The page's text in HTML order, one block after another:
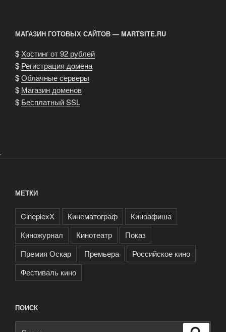
МАГАЗИН ГОТОВЫХ САЙТОВ — MARTSITE.RU
$ Хостинг от 92 рублей
$ Регистрация домена
$Облачные серверы
$ Магазин доменов
$ Бесплатный SSL
.
МЕТКИ
CineplexX Кинематограф
Киноафиша
Киножурнал
Кинотеатр
Показ
Премия Оскар
Премьера
Российское кино
Фестиваль кино
ПОИСК